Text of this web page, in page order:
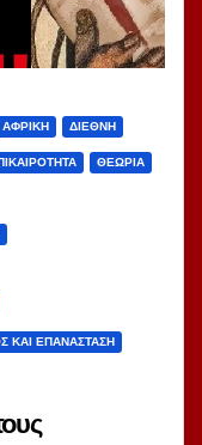
ΑΦΡΙΚΉ ΔΙΕΘΝΉ
ΘΕΩΡΊΑ
ΚΑΙ ΕΠΑΝΆΣΤΑΣΗ